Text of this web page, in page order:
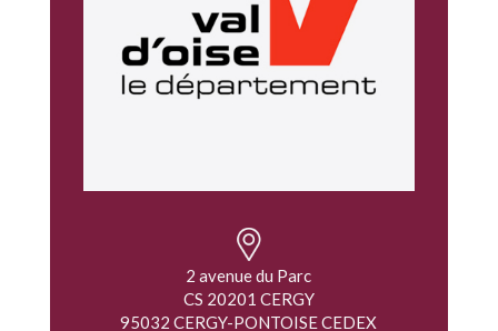
2 avenue du Parc
CS 20201 CERGY
95032 CERGY-PONTOISE CEDEX